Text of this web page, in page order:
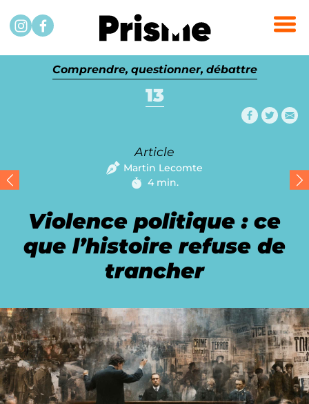
Instagram
Facebook
Comprendre, questionner, débattre
13
Violence politique : ce
que l’histoire refuse de
trancher
Article
Martin Lecomte
Temps de lecture :
4 min.